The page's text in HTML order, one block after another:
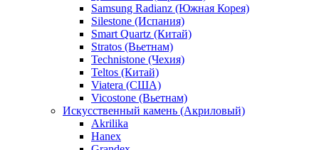
Samsung Radianz (Южная Корея)
Silestone (Испания)
Smart Quartz (Китай)
Stratos (Вьетнам)
Technistone (Чехия)
Teltos (Китай)
Viatera (США)
Vicostone (Вьетнам)
Искусственный камень (Акриловый)
Akrilika
Hanex